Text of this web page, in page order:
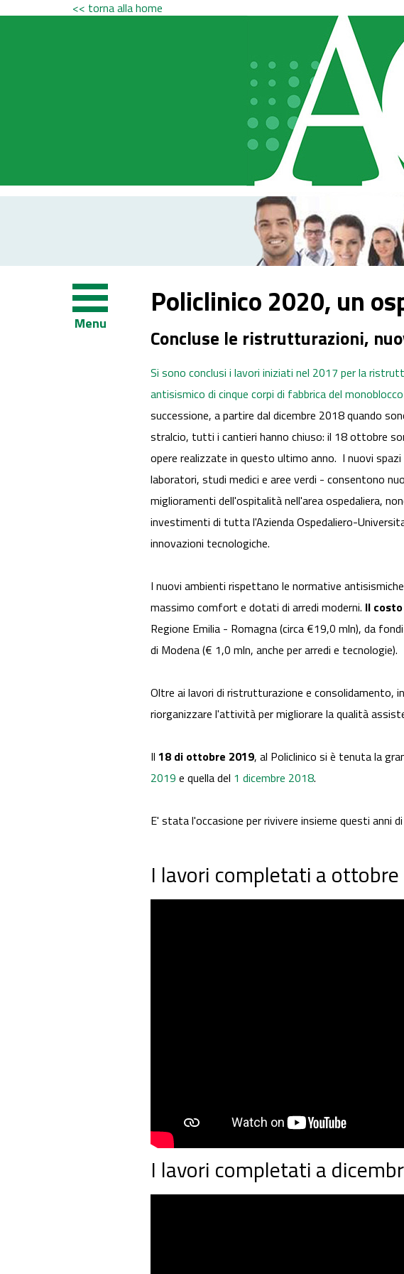
<< torna alla home
Menu
Policlinico 2020, un
Concluse le ristrutturazioni,
Si sono conclusi i lavori iniziati nel 2017 per la
antisismico di cinque corpi di fabbrica del
successione, a partire dal dicembre 2018 quando
stralcio, tutti i cantieri hanno chiuso: il 18 ottobre
opere realizzate in questo ultimo anno. I nuovi
laboratori, studi medici e aree verdi - consentono
miglioramenti dell'ospitalità nell'area ospedaliera,
investimenti di tutta l'Azienda Ospedaliero-
innovazioni tecnologiche.
I nuovi ambienti rispettano le normative
massimo comfort e dotati di arredi moderni. Il
Regione Emilia - Romagna (circa €19,0 mln), da
di Modena (€ 1,0 mln, anche per arredi e tecnologie).
Oltre ai lavori di ristrutturazione e consolidamento,
riorganizzare l'attività per migliorare la qualità
Il 18 di ottobre 2019, al Policlinico si è tenuta la
2019 e quella del 1 dicembre 2018.
E' stata l'occasione per rivivere insieme questi anni
I lavori completati a
I lavori completati a